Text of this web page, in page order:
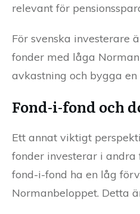
relevant för
För svenska investerare
fonder med låga
avkastning och bygga
Fond-i-fond och
Ett annat viktigt
fonder investerar i
fond-i-fond ha en låg
Normanbeloppet. Detta